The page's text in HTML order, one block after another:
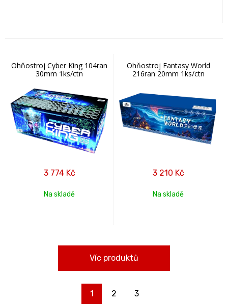
Ohňostroj Cyber King 104ran
30mm 1ks/ctn
3 774 Kč
Na skladě
Ohňostroj Fantasy World
216ran 20mm 1ks/ctn
3 210 Kč
Na skladě
Víc produktů
1 2 3